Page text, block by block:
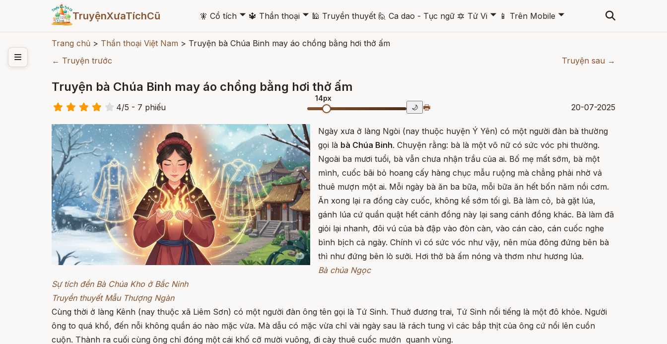
TruyệnXưaTíchCũ 🧚 Cổ tích 🞃 🔱 Thần thoại 🞃 🕌 Truyền thuyết 🙋 Ca dao - Tục ngữ 🔯 Tử Vi 🞃 📱 Trên Mobile 🞃
Trang chủ > Thần thoại Việt Nam > Truyện bà Chúa Binh may áo chồng bằng hơi thở ấm
← Truyện trước
Truyện sau →
Truyện bà Chúa Binh may áo chồng bằng hơi thở ấm
4/5 - 7 phiếu
14px
🌙 🖶 20-07-2025
Ngày xưa ở làng Ngòi (nay thuộc huyện Ý Yên) có một người đàn bà thường
gọi là bà Chúa Binh. Chuyện rằng: bà là một võ nữ có sức vóc phi thường.
Ngoài ba mươi tuổi, bà vẫn chưa nhận trầu của ai. Bố mẹ mất sớm, bà một
mình, cuốc bãi bỏ hoang cấy hàng chục mẫu ruộng mà chẳng phải nhờ vả
thuê mượn một ai. Mỗi ngày bà ăn ba bữa, mỗi bữa ăn hết bốn năm nồi cơm.
Ăn xong lại ra đồng cày cuốc, không kể sớm tối gì. Bà làm cỏ, bà gặt lúa,
gánh lúa cứ quần quật hết cánh đồng này lại sang cánh đồng khác. Bà làm đã
giỏi lại nhanh, đôi vú của bà đập vào đòn càn, vào cán cào, cán cuốc nghe
bình bịch cả ngày. Chính vì có sức vóc như vậy, nên mùa đông đứng bên bà
thì như đứng bên lò sưởi. Hơi thở bà ấm nóng và thơm như hương lúa.
Bà chúa Ngọc
Sự tích đền Bà Chúa Kho ở Bắc Ninh
Truyền thuyết Mẫu Thượng Ngàn
Cùng thời ở làng Kênh (nay thuộc xã Liêm Sơn) có một người đàn ông tên gọi là Tứ Sinh. Thuở đương trai, Tứ Sinh nổi tiếng là một đô khỏe. Người
ông to quá khổ, đến nỗi không quần áo nào mặc vừa. Mà dẫu có mặc vừa chỉ vài ngày sau là rách tung vì các bắp thịt của ông cứ nổi lên cuồn
cuộn. Thành ra cuối cùng ông chỉ đóng một cái khố cỡ mười vuông, đi cày thuê cuốc mướn quanh vùng.